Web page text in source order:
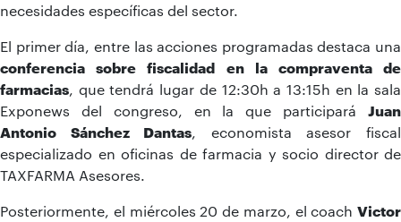
necesidades específicas del sector.
El primer día, entre las acciones programadas destaca una
conferencia sobre fiscalidad en la compraventa de
farmacias , que tendrá lugar de 12:30h a 13:15h en la sala
Exponews del congreso, en la que participará Juan
Antonio Sánchez Dantas , economista asesor fiscal
especializado en oficinas de farmacia y socio director de
TAXFARMA Asesores.
Posteriormente, el miércoles 20 de marzo, el coach Victor